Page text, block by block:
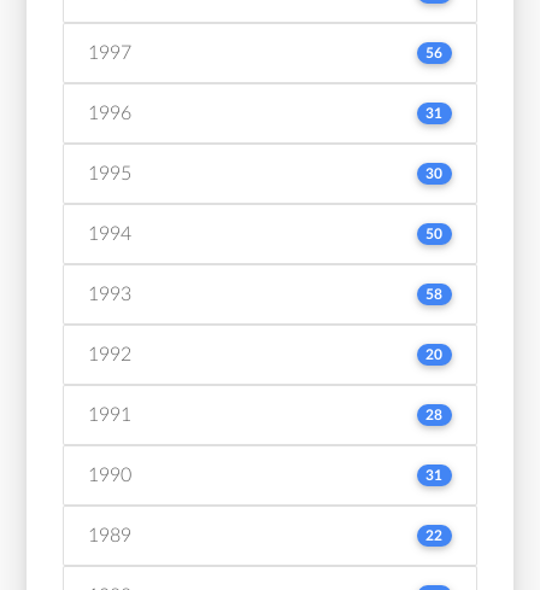
1997 56
1996 31
1995 30
1994 50
1993 58
1992 20
1991 28
1990 31
1989 22